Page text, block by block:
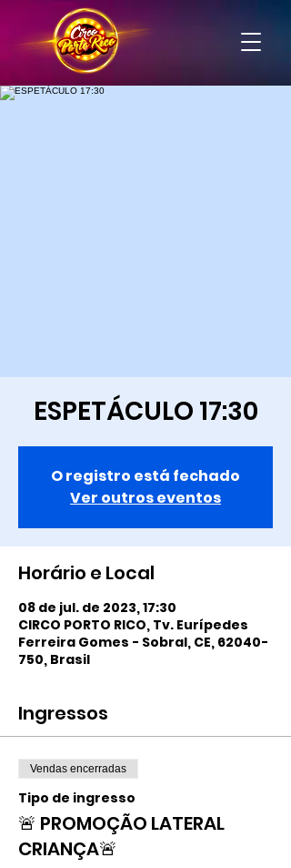
ESPETÁCULO 17:30
O registro está fechado
Ver outros eventos
Horário e Local
08 de jul. de 2023, 17:30
CIRCO PORTO RICO, Tv. Eurípedes
Ferreira Gomes - Sobral, CE, 62040-
750, Brasil
Ingressos
Vendas encerradas
Tipo de ingresso
🚨 PROMOÇÃO LATERAL
CRIANÇA🚨